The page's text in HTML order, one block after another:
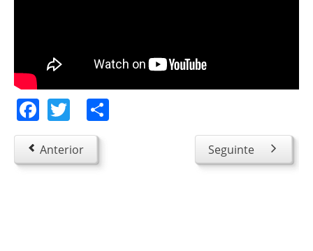
Facebook
Twitter
Anterior Seguinte